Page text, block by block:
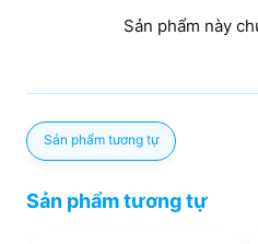
Sản phẩm này
Sản phẩm tương tự
Sản phẩm tương tự